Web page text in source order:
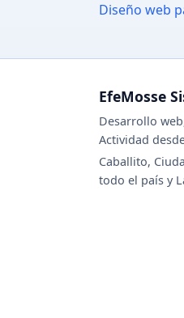
Diseño web
EfeMosse
Desarrollo
Actividad
Caballito,
todo el país y